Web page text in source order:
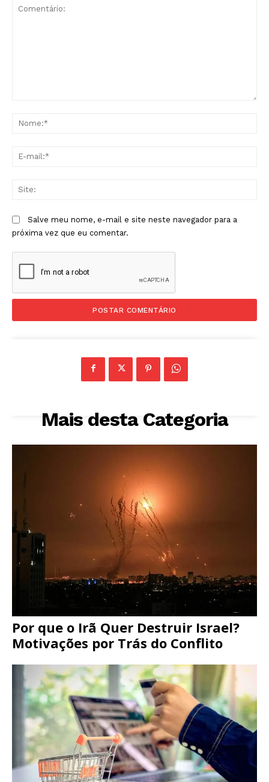
Salve meu nome, e-mail e site neste navegador para a
próxima vez que eu comentar.
Mais desta Categoria
Por que o Irã Quer Destruir Israel?
Motivações por Trás do Conflito